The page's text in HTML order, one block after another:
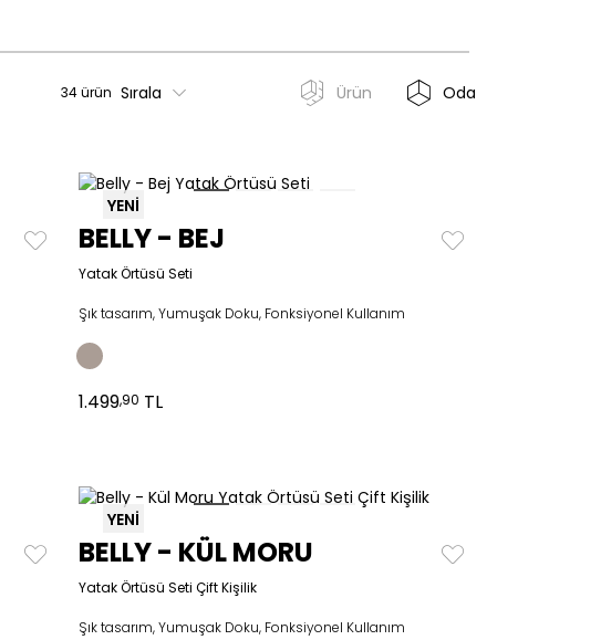
34 ürün Sırala Ürün Oda
YENİ
BELLY - BEJ
Yatak Örtüsü Seti
Şık tasarım, Yumuşak Doku, Fonksiyonel Kullanım
1.499,90 TL
YENİ
BELLY - KÜL MORU
Yatak Örtüsü Seti Çift Kişilik
Şık tasarım, Yumuşak Doku, Fonksiyonel Kullanım